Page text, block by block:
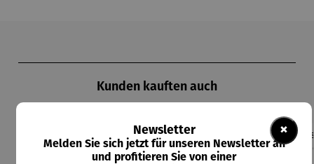
Kunden kauften auch
×
Newsletter
Melden Sie sich jetzt für unseren Newsletter an
und profitieren Sie von einer